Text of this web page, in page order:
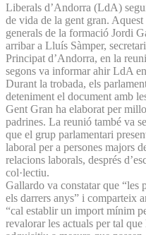
Liberals d’Andorra (LdA)
de vida de la gent gran.
generals de la formació Jordi
arribar a Lluís Sàmper,
Principat d’Andorra, en la
segons va informar ahir LdA
Durant la trobada, els
deteniment el document amb
Gent Gran ha elaborat per
padrines. La reunió també va
que el grup parlamentari
laboral per a persones majors
relacions laborals, després
col·lectiu.
Gallardo va constatar que “les
els darrers anys” i comparteix
“cal establir un import mínim
revalorar les actuals per tal